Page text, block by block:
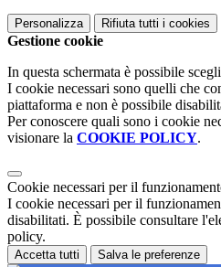
Personalizza Rifiuta tutti i cookies
Gestione cookie
In questa schermata è possibile
I cookie necessari sono quelli che
piattaforma e non è possibile
Per conoscere quali sono i cookie
visionare la COOKIE POLICY.
Cookie necessari per il
I cookie necessari per il
disabilitati. È possibile consultare
policy.
Accetta tutti Salva le preferenze